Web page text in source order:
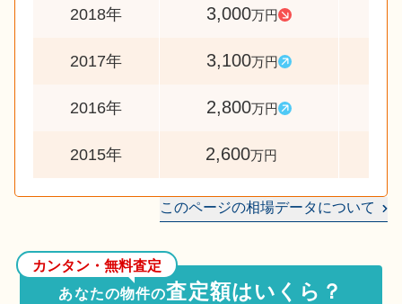
2018年 3,000万円
2017年 3,100万円
2016年 2,800万円
2015年 2,600万円
このページの相場データについて
カンタン・無料査定
あなたの物件の査定額はいくら？